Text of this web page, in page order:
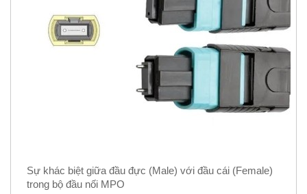
Sự khác biệt giữa đầu đực (Male) với đầu cái (Female)
trong bộ đầu nối MPO